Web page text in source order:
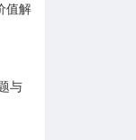
值解
与